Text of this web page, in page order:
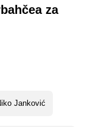
za
Janković